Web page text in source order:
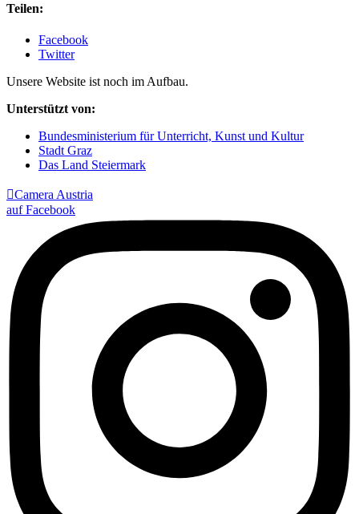
Teilen:
Facebook
Twitter
Unsere Website ist noch im Aufbau.
Unterstützt von:
Bundesministerium für Unterricht, Kunst und Kultur
Stadt Graz
Das Land Steiermark
Camera Austria
auf Facebook